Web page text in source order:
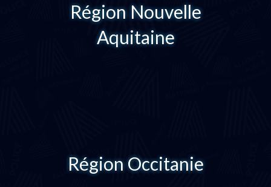
Région Nouvelle
Aquitaine
Région Occitanie